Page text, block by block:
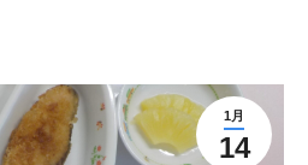
1月
14